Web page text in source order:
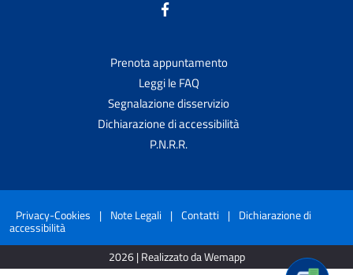
Prenota appuntamento
Leggi le FAQ
Segnalazione disservizio
Dichiarazione di accessibilità
P.N.R.R.
Privacy-Cookies | Note Legali | Contatti | Dichiarazione di
accessibilità
2026 | Realizzato da Wemapp